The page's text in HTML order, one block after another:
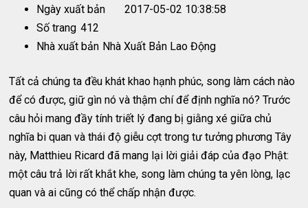
Ngày xuất bản
2017-05-02 10:38:58
Số trang 412
Nhà xuất bản Nhà Xuất Bản Lao Động
Tất cả chúng ta đều khát khao hạnh phúc, song làm cách nào
để có được, giữ gìn nó và thậm chí để định nghĩa nó? Trước
câu hỏi mang đầy tính triết lý đang bị giằng xé giữa chủ
nghĩa bi quan và thái độ giễu cợt trong tư tưởng phương Tây
này, Matthieu Ricard đã mang lại lời giải đáp của đạo Phật:
một câu trả lời rất khắt khe, song làm chúng ta yên lòng, lạc
quan và ai cũng có thể chấp nhận được.